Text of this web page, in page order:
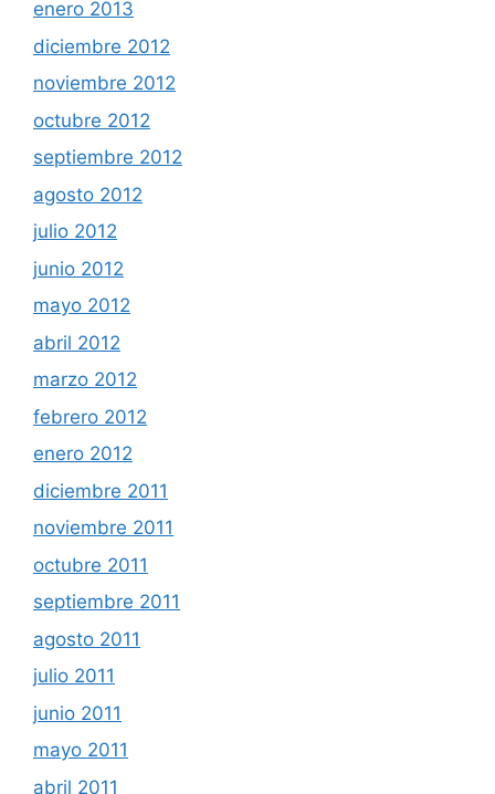
enero 2013
diciembre 2012
noviembre 2012
octubre 2012
septiembre 2012
agosto 2012
julio 2012
junio 2012
mayo 2012
abril 2012
marzo 2012
febrero 2012
enero 2012
diciembre 2011
noviembre 2011
octubre 2011
septiembre 2011
agosto 2011
julio 2011
junio 2011
mayo 2011
abril 2011